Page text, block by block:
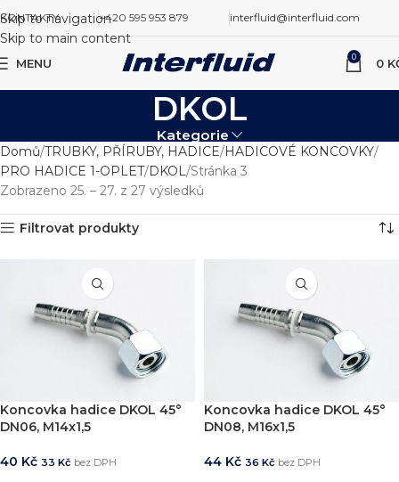
Skip to navigation
Skip to main content
KONTAKTY +420 595 953 879 interfluid@interfluid.com
MENU 0 0
DKOL
Kategorie
Domů TRUBKY, PŘÍRUBY, HADICE HADICOVÉ KONCOVKY
PRO HADICE 1-OPLET DKOL Stránka 3
Zobrazeno 25. – 27. z 27 výsledků
Filtrovat produkty
Koncovka hadice DKOL 45°
DN06, M14x1,5
40 Kč 33 Kč bez DPH
Koncovka hadice DKOL 45°
DN08, M16x1,5
44 Kč 36 Kč bez DPH